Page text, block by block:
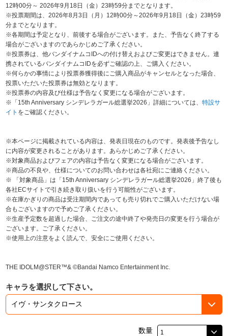
12時00分～ 2026年9月18日（金）23時59分までとなります。
※投票期間は、2026年8月3日（月）12時00分～2026年9月18日（金）23時59
分までとなります。
※各期間は予定となり、前後する場合がございます。また、予告なく終了する
場合がございますのであらかじめご了承ください。
※投票券は、他バンダイナムコIDへの付け替えおよびご変更はできません。連
携されているバンダイナムコIDを必ずご確認の上、ご購入ください。
※何らかの事情により投票券獲得後にご購入商品がキャンセルとなった場合、
投票いただいた投票券は無効となります。
※投票券の内容及び仕様は予告なく変更になる場合がございます。
※「15th Anniversary シンデレラガール総選挙2026」詳細については、特設サ
イト をご確認ください。
※本ページに掲載されている内容は、発表日現在のものです。発表後予告なし
に内容が変更されることがあります。あらかじめご了承ください。
※対象商品およびフェアの内容は予告なく変更になる場合がございます。
※商品の不良や、仕様についてのお問い合わせは各社宛にご連絡ください。
※ 「対象商品」は「15th Anniversary シンデレラガール総選挙2026」終了後も
各社ECサイトで引き続き取り扱いを行う可能性がございます。
※在庫かぎりの商品は受注期間内であっても売り切れでご購入いただけない場
合もございますので予めご了承ください。
※生産予定数を超過した場合、ご注文の途中終了や発売日の変更を行う場合が
ございます。ご了承ください。
※使用上の注意をよく読んで、安全にご使用ください。
THE IDOLM@STER™& ©Bandai Namco Entertainment Inc.
キャラを選択して下さい。
数量